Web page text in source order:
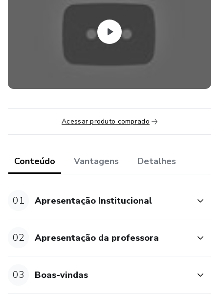
Acessar produto comprado
Conteúdo Vantagens Detalhes
01 Apresentação Institucional
02 Apresentação da professora
03 Boas-vindas